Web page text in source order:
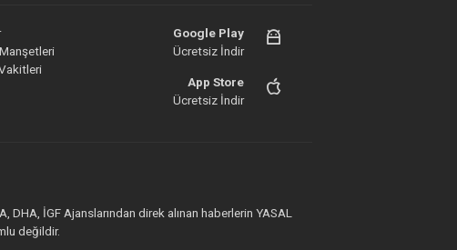
Google Play
Ücretsiz İndir
App Store
Ücretsiz İndir
İGF Ajanslarından direk alınan haberlerin YASAL
değildir.